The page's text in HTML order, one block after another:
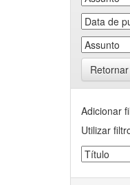
Adicionar
Utilizar